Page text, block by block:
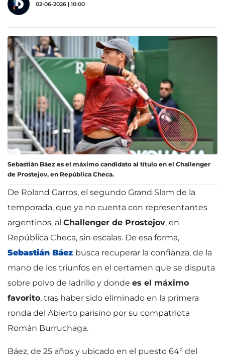
02-06-2026 | 10:00
Sebastián Báez es el máximo candidato al título en el Challenger
de Prostejov, en República Checa.
De Roland Garros, el segundo Grand Slam de la
temporada, que ya no cuenta con representantes
argentinos, al Challenger de Prostejov, en
República Checa, sin escalas. De esa forma,
Sebastián Báez busca recuperar la confianza, de la
mano de los triunfos en el certamen que se disputa
sobre polvo de ladrillo y donde es el máximo
favorito, tras haber sido eliminado en la primera
ronda del Abierto parisino por su compatriota
Román Burruchaga.
Báez, de 25 años y ubicado en el puesto 64° del